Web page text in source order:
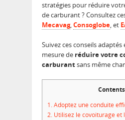
stratégies pour réduire
de carburant ? Consultez
Mecavag,Consoglobe, et
Suivez ces conseils adaptés
mesure de réduire votre
carburantsans même
Contents
1.Adoptez une conduite
2. Utilisez le covoiturage et